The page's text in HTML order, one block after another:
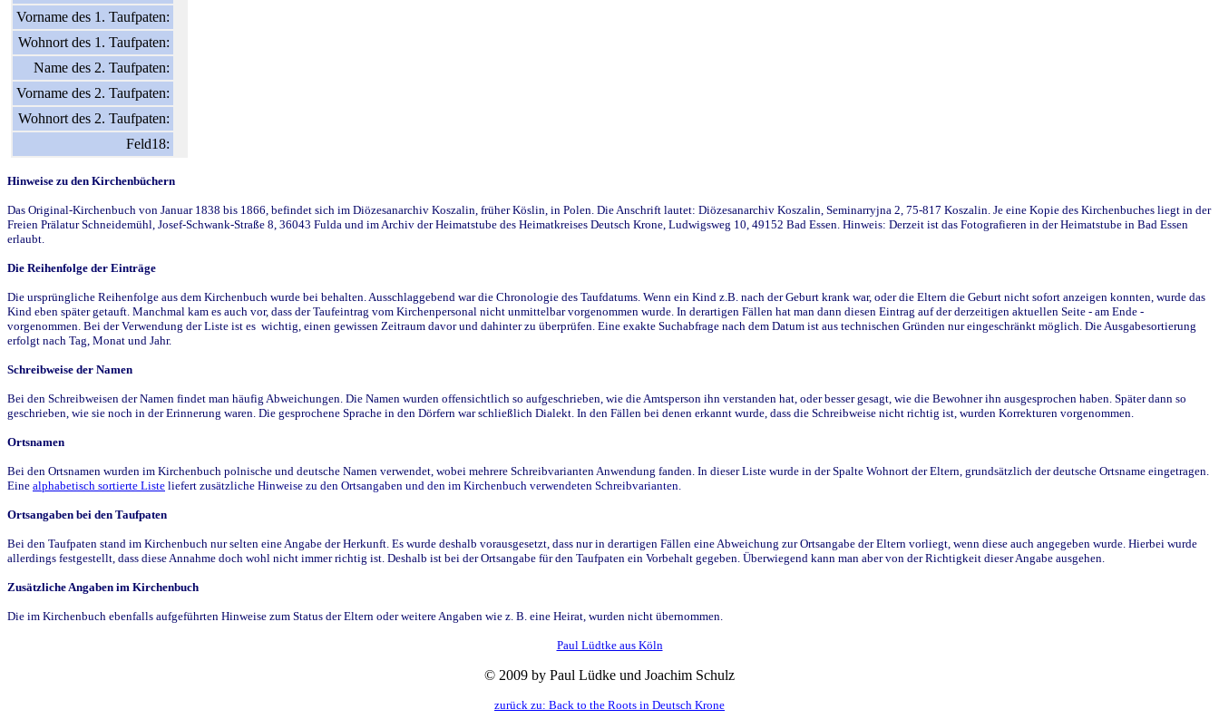
Vorname des 1. Taufpaten:
Wohnort des 1. Taufpaten:
Name des 2. Taufpaten:
Vorname des 2. Taufpaten:
Wohnort des 2. Taufpaten:
Feld18:
Hinweise zu den Kirchenbüchern
Das Original-Kirchenbuch von Januar 1838 bis 1866, befindet sich im Diözesanarchiv Koszalin, früher Köslin, in Polen. Die Anschrift lautet: Diözesanarchiv Koszalin, Seminarryjna 2, 75-817 Koszalin. Je eine Kopie des Kirchenbuches liegt in der
Freien Prälatur Schneidemühl, Josef-Schwank-Straße 8, 36043 Fulda und im Archiv der Heimatstube des Heimatkreises Deutsch Krone, Ludwigsweg 10, 49152 Bad Essen. Hinweis: Derzeit ist das Fotografieren in der Heimatstube in Bad Essen
erlaubt.
Die Reihenfolge der Einträge
Die ursprüngliche Reihenfolge aus dem Kirchenbuch wurde bei behalten. Ausschlaggebend war die Chronologie des Taufdatums. Wenn ein Kind z.B. nach der Geburt krank war, oder die Eltern die Geburt nicht sofort anzeigen konnten, wurde das
Kind eben später getauft. Manchmal kam es auch vor, dass der Taufeintrag vom Kirchenpersonal nicht unmittelbar vorgenommen wurde. In derartigen Fällen hat man dann diesen Eintrag auf der derzeitigen aktuellen Seite - am Ende -
vorgenommen. Bei der Verwendung der Liste ist es wichtig, einen gewissen Zeitraum davor und dahinter zu überprüfen. Eine exakte Suchabfrage nach dem Datum ist aus technischen Gründen nur eingeschränkt möglich. Die Ausgabesortierung
erfolgt nach Tag, Monat und Jahr.
Schreibweise der Namen
Bei den Schreibweisen der Namen findet man häufig Abweichungen. Die Namen wurden offensichtlich so aufgeschrieben, wie die Amtsperson ihn verstanden hat, oder besser gesagt, wie die Bewohner ihn ausgesprochen haben. Später dann so
geschrieben, wie sie noch in der Erinnerung waren. Die gesprochene Sprache in den Dörfern war schließlich Dialekt. In den Fällen bei denen erkannt wurde, dass die Schreibweise nicht richtig ist, wurden Korrekturen vorgenommen.
Ortsnamen
Bei den Ortsnamen wurden im Kirchenbuch polnische und deutsche Namen verwendet, wobei mehrere Schreibvarianten Anwendung fanden. In dieser Liste wurde in der Spalte Wohnort der Eltern, grundsätzlich der deutsche Ortsname eingetragen.
Eine alphabetisch sortierte Liste liefert zusätzliche Hinweise zu den Ortsangaben und den im Kirchenbuch verwendeten Schreibvarianten.
Ortsangaben bei den Taufpaten
Bei den Taufpaten stand im Kirchenbuch nur selten eine Angabe der Herkunft. Es wurde deshalb vorausgesetzt, dass nur in derartigen Fällen eine Abweichung zur Ortsangabe der Eltern vorliegt, wenn diese auch angegeben wurde. Hierbei wurde
allerdings festgestellt, dass diese Annahme doch wohl nicht immer richtig ist. Deshalb ist bei der Ortsangabe für den Taufpaten ein Vorbehalt gegeben. Überwiegend kann man aber von der Richtigkeit dieser Angabe ausgehen.
Zusätzliche Angaben im Kirchenbuch
Die im Kirchenbuch ebenfalls aufgeführten Hinweise zum Status der Eltern oder weitere Angaben wie z. B. eine Heirat, wurden nicht übernommen.
Paul Lüdtke aus Köln
© 2009 by Paul Lüdke und Joachim Schulz
zurück zu: Back to the Roots in Deutsch Krone